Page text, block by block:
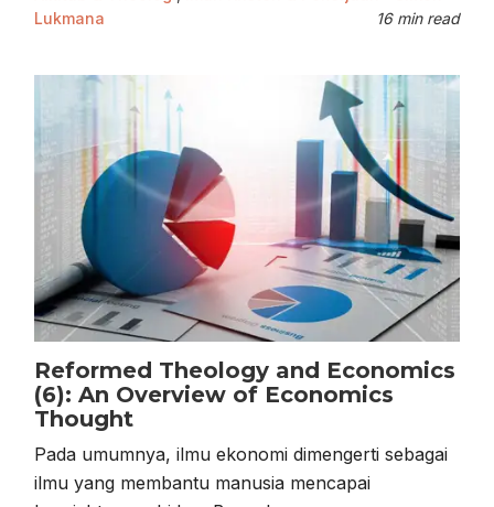
Lukmana
16 min read
Reformed Theology and Economics
(6): An Overview of Economics
Thought
Pada umumnya, ilmu ekonomi dimengerti sebagai
ilmu yang membantu manusia mencapai